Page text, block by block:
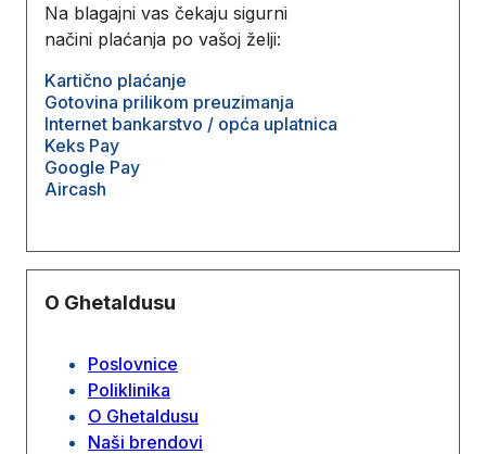
Na blagajni vas čekaju sigurni
načini plaćanja po vašoj želji:
Kartično plaćanje
Gotovina prilikom preuzimanja
Internet bankarstvo / opća uplatnica
Keks Pay
Google Pay
Aircash
O Ghetaldusu
Poslovnice
Poliklinika
O Ghetaldusu
Naši brendovi